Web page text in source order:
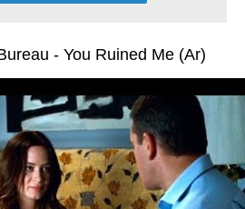
- You Ruined Me (Ar)